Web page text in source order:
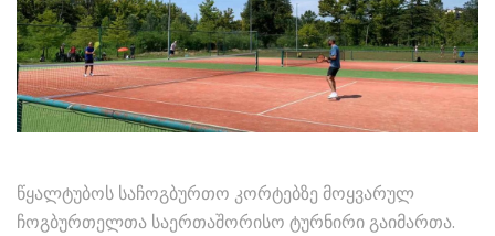
წყალტუბოს საჩოგბურთო კორტებზე მოყვარულ
ჩოგბურთელთა საერთაშორისო ტურნირი გაიმართა.